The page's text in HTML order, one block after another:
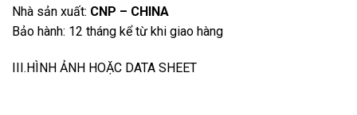
Nhà sản xuất: CNP – CHINA
Bảo hành: 12 tháng kể từ khi giao hàng
III.HÌNH ẢNH HOẶC DATA SHEET